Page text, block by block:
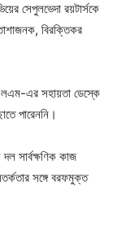
সেপুলভেদা রয়টার্সকে
বিরক্তিকর
এর সহায়তা ডেস্কে
পারেননি।
দল সার্বক্ষণিক কাজ
সঙ্গে বরফমুক্ত